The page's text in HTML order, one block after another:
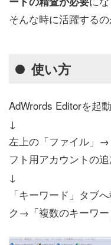
そんな時に活躍する
使い方
AdWrords Editorを起動
↓
左上の「ファイル」
フト用アカウントの追
↓
「キーワード」タブ
ク→「複数のキーワ